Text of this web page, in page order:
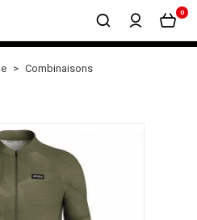
0
Combinaisons